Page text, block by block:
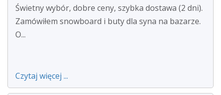
Świetny wybór, dobre ceny, szybka dostawa (2 dni).
Zamówiłem snowboard i buty dla syna na bazarze.
O...
Czytaj więcej ...